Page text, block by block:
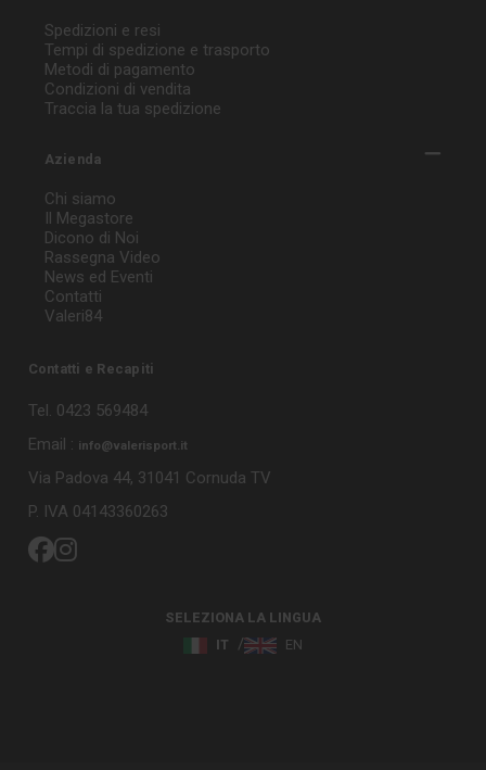
Spedizioni e resi
Tempi di spedizione e trasporto
Metodi di pagamento
Condizioni di vendita
Traccia la tua spedizione
Azienda
Chi siamo
Il Megastore
Dicono di Noi
Rassegna Video
News ed Eventi
Contatti
Valeri84
Contatti e Recapiti
Tel. 0423 569484
Email : info@valerisport.it
Via Padova 44, 31041 Cornuda TV
P. IVA 04143360263
SELEZIONA LA LINGUA
IT
EN